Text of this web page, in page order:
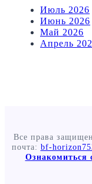
Июль 2026
Июнь 2026
Май 2026
Апрель
Все права
почта: bf-
Ознакомиться